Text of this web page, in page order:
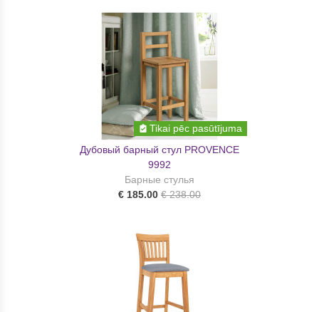
Tikai pēc pasūtījuma
Дубовый барный стул PROVENCE
9992
Барные стулья
€ 185.00 € 238.00